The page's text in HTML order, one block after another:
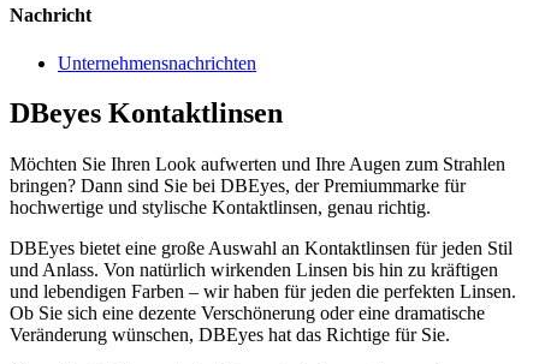
Nachricht
Unternehmensnachrichten
DBeyes Kontaktlinsen
Möchten Sie Ihren Look aufwerten und Ihre Augen zum Strahlen
bringen? Dann sind Sie bei DBEyes, der Premiummarke für
hochwertige und stylische Kontaktlinsen, genau richtig.
DBEyes bietet eine große Auswahl an Kontaktlinsen für jeden Stil
und Anlass. Von natürlich wirkenden Linsen bis hin zu kräftigen
und lebendigen Farben – wir haben für jeden die perfekten Linsen.
Ob Sie sich eine dezente Verschönerung oder eine dramatische
Veränderung wünschen, DBEyes hat das Richtige für Sie.